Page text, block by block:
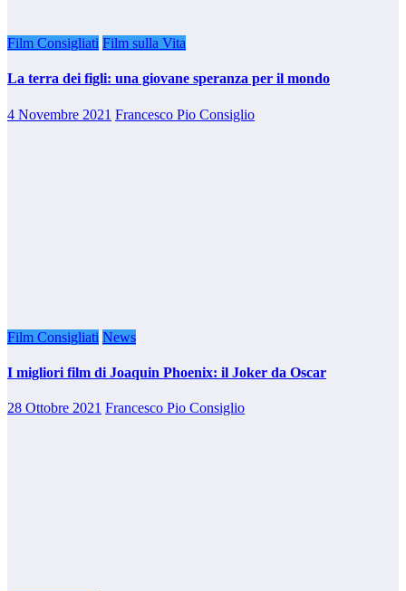
Film Consigliati Film sulla Vita
La terra dei figli: una giovane speranza per il mondo
4 Novembre 2021 Francesco Pio Consiglio
Film Consigliati News
I migliori film di Joaquin Phoenix: il Joker da Oscar
28 Ottobre 2021 Francesco Pio Consiglio